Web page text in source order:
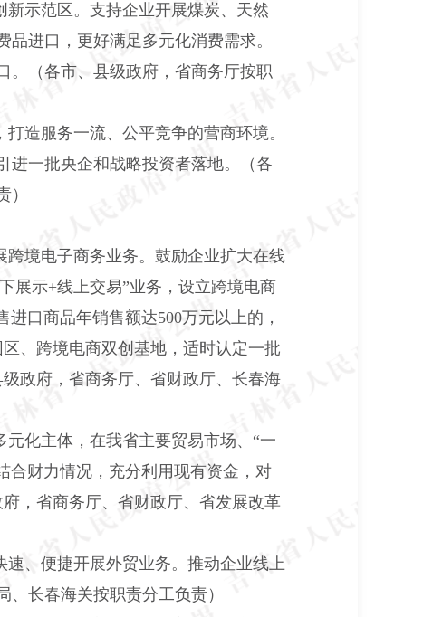
新示范区。支持企业开展煤炭、天然
进口，更好满足多元化消费需求。
。（各市、县级政府，省商务厅按职
造服务一流、公平竞争的营商环境。
进一批央企和战略投资者落地。（各
跨境电子商务业务。鼓励企业扩大在线
展示+线上交易”业务，设立跨境电商
口商品年销售额达500万元以上的，
、跨境电商双创基地，适时认定一批
政府，省商务厅、省财政厅、长春海
化主体，在我省主要贸易市场、“一
合财力情况，充分利用现有资金，对
，省商务厅、省财政厅、省发展改革
速、便捷开展外贸业务。推动企业线上
长春海关按职责分工负责）